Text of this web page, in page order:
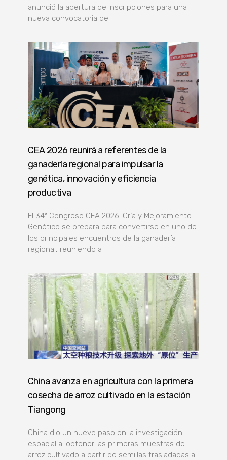
anunció la apertura de inscripciones para una
nueva convocatoria de
CEA 2026 reunirá a referentes de la
ganadería regional para impulsar la
genética, innovación y eficiencia
productiva
El 34º Congreso CEA 2026: Cría y Mejoramiento
Genético se prepara para convertirse en uno de
los principales encuentros de la ganadería
regional, reuniendo a
China avanza en agricultura con la primera
cosecha de arroz cultivado en la estación
Tiangong
China dio un nuevo paso en la investigación
espacial al obtener las primeras muestras de
arroz cultivado a partir de semillas trasladadas a